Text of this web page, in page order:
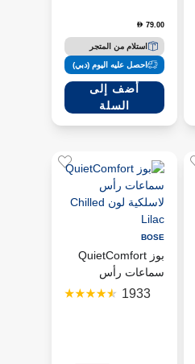
D 79.00
استلام من المتجر
احصل عليه اليوم (دبي)
أضف إلى
السلة
BOSE
بوز QuietComfort
سماعات رأس
لاسلكية لون Chilled
1933